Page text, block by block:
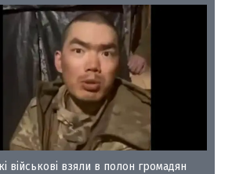
військові взяли в полон громадян